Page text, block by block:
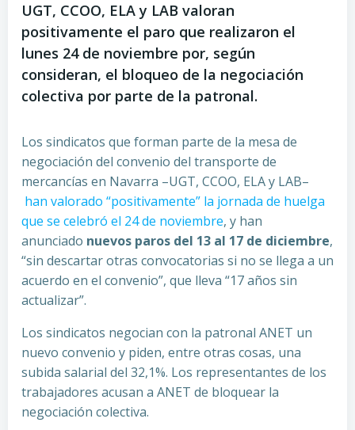
UGT, CCOO, ELA y LAB valoran
positivamente el paro que realizaron el
lunes 24 de noviembre por, según
consideran, el bloqueo de la negociación
colectiva por parte de la patronal.
Los sindicatos que forman parte de la mesa de
negociación del convenio del transporte de
mercancías en Navarra –UGT, CCOO, ELA y LAB–
han valorado “positivamente” la jornada de huelga
que se celebró el 24 de noviembre, y han
anunciado nuevos paros del 13 al 17 de diciembre,
“sin descartar otras convocatorias si no se llega a un
acuerdo en el convenio”, que lleva “17 años sin
actualizar”.
Los sindicatos negocian con la patronal ANET un
nuevo convenio y piden, entre otras cosas, una
subida salarial del 32,1%. Los representantes de los
trabajadores acusan a ANET de bloquear la
negociación colectiva.